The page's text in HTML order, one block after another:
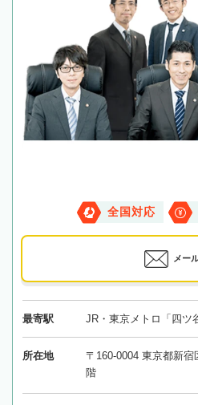
全国対応
メー
最寄駅 JR・東京メトロ「四ツ
所在地
〒160-0004 東京都新
階